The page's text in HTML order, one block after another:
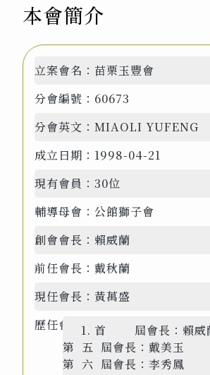
本會簡介
立案會名： 苗栗玉豐會
分會編號： 60673
分會英文： MIAOLI YUFENG
成立日期： 1998-04-21
現有會員： 30位
輔導母會： 公館獅子會
創會會長： 賴威蘭
前任會長： 戴秋蘭
現任會長： 黃萬盛
歷任會長： 首 屆會長：賴威
第 五 屆會長：戴美玉
第 六 屆會長：李秀鳳